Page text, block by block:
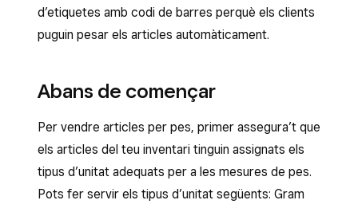
d’etiquetes amb codi de barres perquè els clients
puguin pesar els articles automàticament.
Abans de començar
Per vendre articles per pes, primer assegura’t que
els articles del teu inventari tinguin assignats els
tipus d’unitat adequats per a les mesures de pes.
Pots fer servir els tipus d’unitat següents: Gram